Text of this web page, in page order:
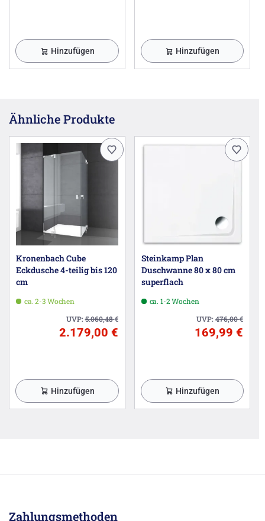
Hinzufügen Hinzufügen
Ähnliche Produkte
Kronenbach Cube
Eckdusche 4-teilig bis 120
cm
ca. 2-3 Wochen
UVP:5.060,48€
2.179,00 €
Hinzufügen
Steinkamp Plan
Duschwanne 80 x 80 cm
superflach
ca. 1-2 Wochen
UVP:476,00€
169,99 €
Hinzufügen
Zahlungsmethoden